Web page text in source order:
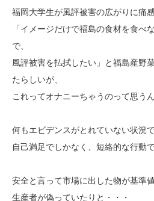
福岡大学生が風評被害の広がりに痛
「イメージだけで福島の食材を食べ
で、
風評被害を払拭したい」と福島産野
たらしいが、
これってオナニーちゃうのって思う
何もエビデンスがとれていない状況
自己満足でしかなく、短絡的な行動
安全と言って市場に出した物が基準
生産者が偽っていたりと・・・